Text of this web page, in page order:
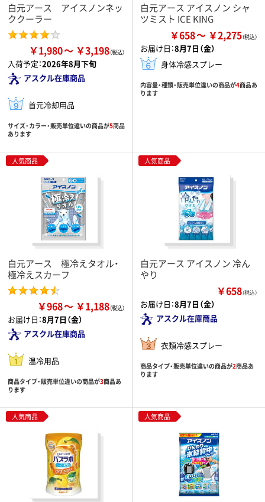
白元アース アイスノンネッ
ククーラー
￥1,980 ￥3,198
入荷予定：2026年8月下旬
アスクル在庫商品
首元冷却用品
サイズ・カラー・販売単位違いの商品が5商品
あります
白元アース アイスノン シャ
ツミスト ICE KING
￥658 ￥2,275
お届け日：8月7日（金）
身体冷感スプレー
内容量・種類・販売単位違いの商品が4商品あ
ります
人気商品
白元アース 極冷えタオル・
極冷えスカーフ
￥968 ￥1,188
お届け日：8月7日（金）
アスクル在庫商品
温冷用品
商品タイプ・販売単位違いの商品が3商品あ
ります
人気商品
白元アース アイスノン 冷ん
やり
￥658（税込）
お届け日：8月7日（金）
アスクル在庫商品
衣類冷感スプレー
商品タイプ・販売単位違いの商品が2商品あ
ります
人気商品 人気商品